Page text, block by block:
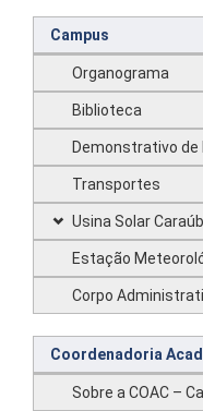
Campus
Organograma
Biblioteca
Demonstrativo de
Transportes
Usina Solar
Estação
Corpo
Coordenadoria
Sobre a COAC –